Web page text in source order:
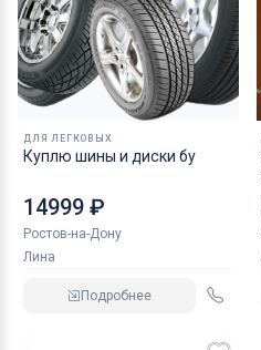
ДЛЯ ЛЕГКОВЫХ
Куплю шины и диски бу
14999 ₽
Ростов-на-Дону
Лина
Подробнее